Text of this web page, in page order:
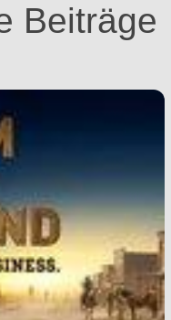
Beiträge